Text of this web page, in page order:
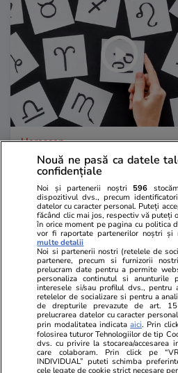
Horoscop
Horoscop 3-9 august
Perioadă de reevaluare
și căutare a echilibrului în
pentru toate zodiile
Lifestyle
Cum se face cafeaua la
franceză – cum funcționează
care sunt avantajele
Nouă ne pasă ca datele
confidențiale
Noi și partenerii noștri 596
dispozitivul dvs., precum
datelor cu caracter personal. Puteți
făcând clic mai jos, respectiv vă puteți
în orice moment pe pagina cu politica
vor fi raportate partenerilor noștri și
multe detalii
Noi si partenerii nostri (retelele de
partenere, precum si furnizorii
prelucram date pentru a permite
personaliza continutul si
interesele si/sau profilul dvs., pentru
retelelor de socializare si pentru a
de drepturile prevazute de art.
prelucrarea datelor cu caracter
prin modalitatea indicataaici. Prin
folosirea tuturor Tehnologiilor de tip
dvs. cu privire la stocarea/accesarea
care colaboram. Prin click pe
INDIVIDUAL” puteti schimba
cele legate de cookie strict necesare